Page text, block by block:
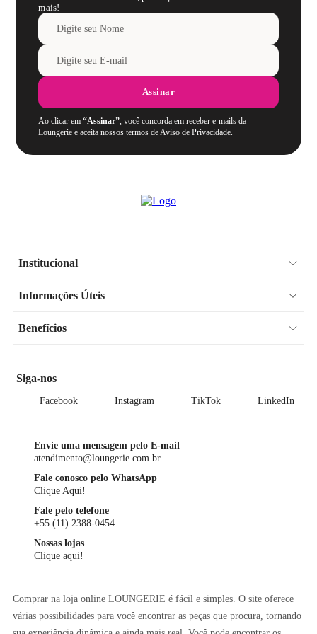
mais!
Assinar
Ao clicar em“Assinar”, você concorda em receber e-mails da
Loungerie e aceita nossos termos de Aviso de Privacidade.
Institucional
Informações Úteis
Benefícios
Siga-nos
Facebook Instagram TikTok LinkedIn
Envie uma mensagem pelo E-mail
atendimento@loungerie.com.br
Fale conosco pelo WhatsApp
Clique Aqui!
Fale pelo telefone
+55 (11) 2388-0454
Nossas lojas
Clique aqui!
Comprar na loja online LOUNGERIE é fácil e simples. O site oferece
várias possibilidades para você encontrar as peças que procura, tornando